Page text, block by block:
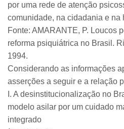
por uma rede de atenção
comunidade, na cidadania e na
Fonte: AMARANTE, P. Loucos
reforma psiquiátrica no Brasil.
1994.
Considerando as informações
asserções a seguir e a relação
I. A desinstitucionalização no
modelo asilar por um cuidado
integrado